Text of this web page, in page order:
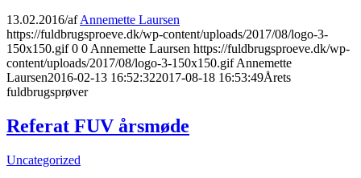
13.02.2016/afAnnemette Laursen
https://fuldbrugsproeve.dk/wp-content/uploads/2017/08/logo-3-
150x150.gif 0 0 Annemette Laursen https://fuldbrugsproeve.dk/wp-
content/uploads/2017/08/logo-3-150x150.gif Annemette
Laursen2016-02-13 16:52:322017-08-18 16:53:49Årets
fuldbrugsprøver
Referat FUV årsmøde
Uncategorized